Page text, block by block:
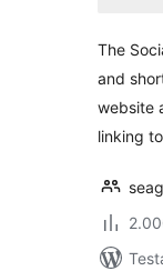
The
and
website
linking